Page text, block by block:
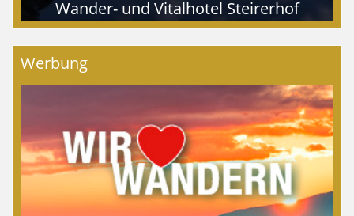
Wander- und Vitalhotel Steirerhof
Werbung